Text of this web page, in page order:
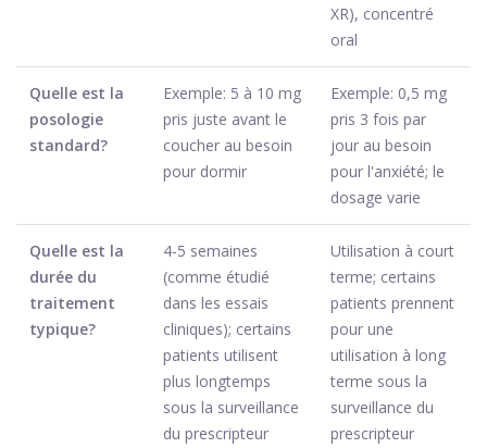
XR), concentré
oral
Quelle est la
posologie
standard?
Exemple: 5 à 10 mg
pris juste avant le
coucher au besoin
pour dormir
Exemple: 0,5 mg
pris 3 fois par
jour au besoin
pour l'anxiété; le
dosage varie
Quelle est la
durée du
traitement
typique?
4-5 semaines
(comme étudié
dans les essais
cliniques); certains
patients utilisent
plus longtemps
sous la surveillance
du prescripteur
Utilisation à court
terme; certains
patients prennent
pour une
utilisation à long
terme sous la
surveillance du
prescripteur